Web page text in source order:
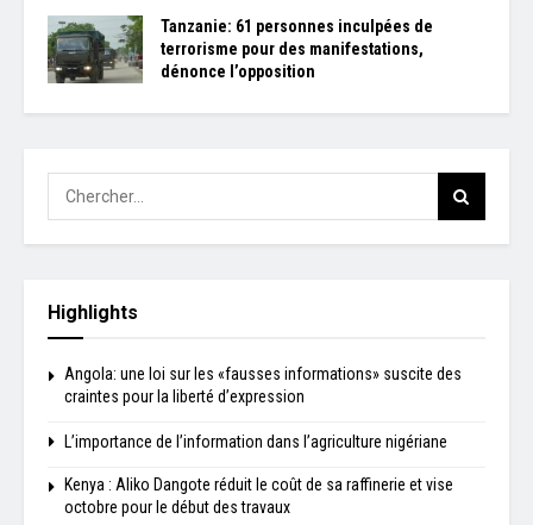
Tanzanie: 61 personnes inculpées de
terrorisme pour des manifestations,
dénonce l’opposition
Highlights
Angola: une loi sur les «fausses informations» suscite des
craintes pour la liberté d’expression
L’importance de l’information dans l’agriculture nigériane
Kenya : Aliko Dangote réduit le coût de sa raffinerie et vise
octobre pour le début des travaux